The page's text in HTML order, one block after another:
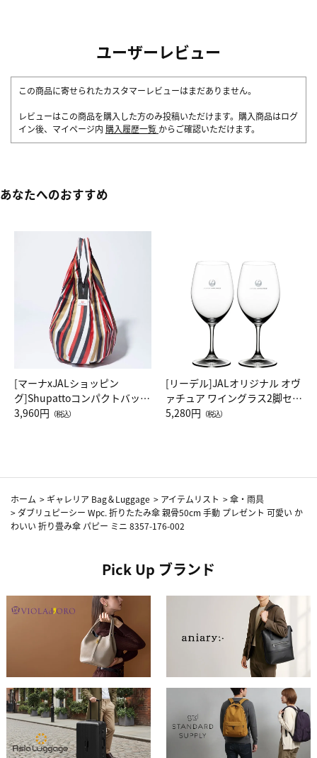
ユーザーレビュー
この商品に寄せられたカスタマーレビューはまだありません。
レビューはこの商品を購入した方のみ投稿いただけます。購入商品はログ
イン後、マイページ内 購入履歴一覧 からご確認いただけます。
あなたへのおすすめ
[マーナxJALショッピン
グ]Shupattoコンパクトバッグ
Drop JAL客室乗務員（LC）ス
3,960円 （税込）
[リーデル]JALオリジナル オヴ
ァチュア ワイングラス2脚セッ
ト（レッドワイン）
5,280円 （税込）
ホーム > ギャレリア Bag＆Luggage > アイテムリスト >傘・雨具
> ダブリュピーシー Wpc. 折りたたみ傘 親骨50cm 手動 プレゼント 可愛い か
わいい 折り畳み傘 パピー ミニ 8357-176-002
Pick Up ブランド